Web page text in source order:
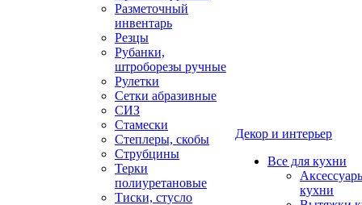
Разметочный
инвентарь
Резцы
Рубанки,
штроборезы ручные
Рулетки
Сетки абразивные
СИЗ
Стамески
Степлеры, скобы
Струбцины
Терки
полиуретановые
Тиски, стусло
Декор и интерьер
Все для кухни
кухни